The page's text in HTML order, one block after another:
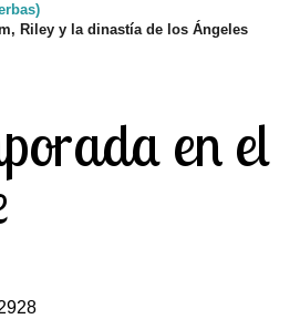
Riley y la dinastía de los Ángeles
en el